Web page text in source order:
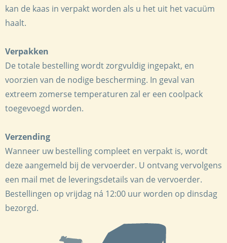
kan de kaas in verpakt worden als u het uit het vacuüm
haalt.
Verpakken
De totale bestelling wordt zorgvuldig ingepakt, en
voorzien van de nodige bescherming. In geval van
extreem zomerse temperaturen zal er een coolpack
toegevoegd worden.
Verzending
Wanneer uw bestelling compleet en verpakt is, wordt
deze aangemeld bij de vervoerder. U ontvang vervolgens
een mail met de leveringsdetails van de vervoerder.
Bestellingen op vrijdag ná 12:00 uur worden op dinsdag
bezorgd.